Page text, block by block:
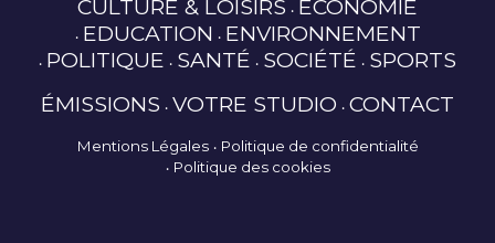
CULTURE & LOISIRS ECONOMIE
EDUCATION ENVIRONNEMENT
POLITIQUE SANTÉ SOCIÉTÉ SPORTS
ÉMISSIONS VOTRE STUDIO CONTACT
Mentions Légales
Politique de confidentialité
Politique des cookies